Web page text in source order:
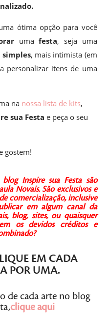
ótima opção para você
umafesta, seja uma
, mais intimista (em
personalizar itens de uma
na nossa lista de kits,
sua Festa e peça o seu
gostem!
Inspire sua Festa são
Novais. São exclusivos e
comercialização, inclusive
em algum canal da
blog, sites, ou quaisquer
os devidos créditos e
EM CADA
POR UMA.
de cada arte no blog
clique aqui